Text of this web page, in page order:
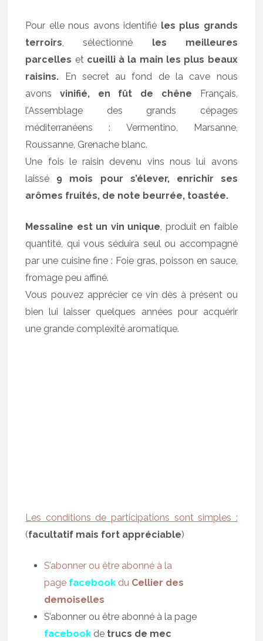
Pour elle nous avons identifié les plus grands
terroirs, sélectionné les meilleures
parcelles et cueilli à la main les plus beaux
raisins. En secret au fond de la cave nous
avonsvinifié, en fût de chêne Français,
l’Assemblage des grands cépages
méditerranéens : Vermentino, Marsanne,
Roussanne, Grenache blanc.
Une fois le raisin devenu vins nous lui avons
laissé 9 mois pour s’élever, enrichir ses
arômes fruités, de note beurrée, toastée.
Messaline est un vin unique, produit en faible
quantité, qui vous séduira seul ou accompagné
par une cuisine fine : Foie gras, poisson en sauce,
fromage peu affiné.
Vous pouvez apprécier ce vin dès à présent ou
bien lui laisser quelques années pour acquérir
une grande complexité aromatique.
Les conditions de participations sont simples :
(facultatif mais fort appréciable)
S’abonner ou être abonné à la
page facebook du Cellier des
demoiselles
S’abonner ou être abonné à la page
facebook de trucs de mec